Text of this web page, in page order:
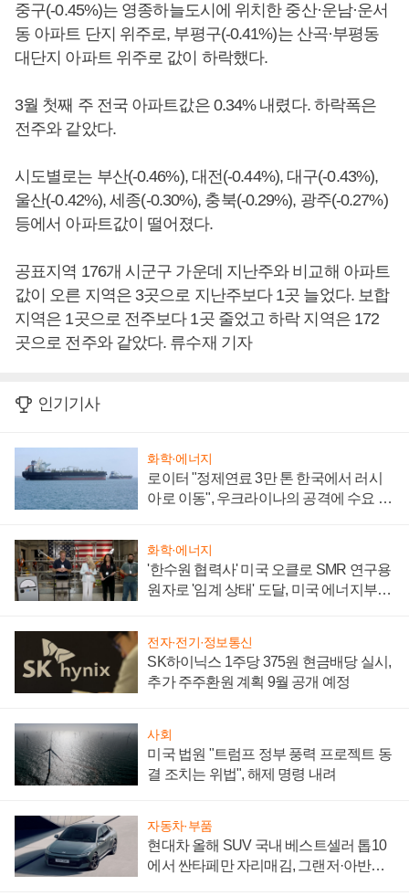
중구(-0.45%)는 영종하늘도시에 위치한 중산·운남·운서
동 아파트 단지 위주로, 부평구(-0.41%)는 산곡·부평동
대단지 아파트 위주로 값이 하락했다.
3월 첫째 주 전국 아파트값은 0.34% 내렸다. 하락폭은
전주와 같았다.
시도별로는 부산(-0.46%), 대전(-0.44%), 대구(-0.43%),
울산(-0.42%), 세종(-0.30%), 충북(-0.29%), 광주(-0.27%)
등에서 아파트값이 떨어졌다.
공표지역 176개 시군구 가운데 지난주와 비교해 아파트
값이 오른 지역은 3곳으로 지난주보다 1곳 늘었다. 보합
지역은 1곳으로 전주보다 1곳 줄었고 하락 지역은 172
곳으로 전주와 같았다. 류수재 기자
인기기사
화학·에너지
로이터 "정제연료 3만 톤 한국에서 러시
아로 이동", 우크라이나의 공격에 수요 늘
화학·에너지
'한수원 협력사' 미국 오클로 SMR 연구용
원자로 '임계 상태' 도달, 미국 에너지부
전자·전기·정보통신
SK하이닉스 1주당 375원 현금배당 실시,
추가 주주환원 계획 9월 공개 예정
사회
미국 법원 "트럼프 정부 풍력 프로젝트 동
결 조치는 위법", 해제 명령 내려
자동차·부품
현대차 올해 SUV 국내 베스트셀러 톱10
에서 싼타페만 자리매김, 그랜저·아반떼